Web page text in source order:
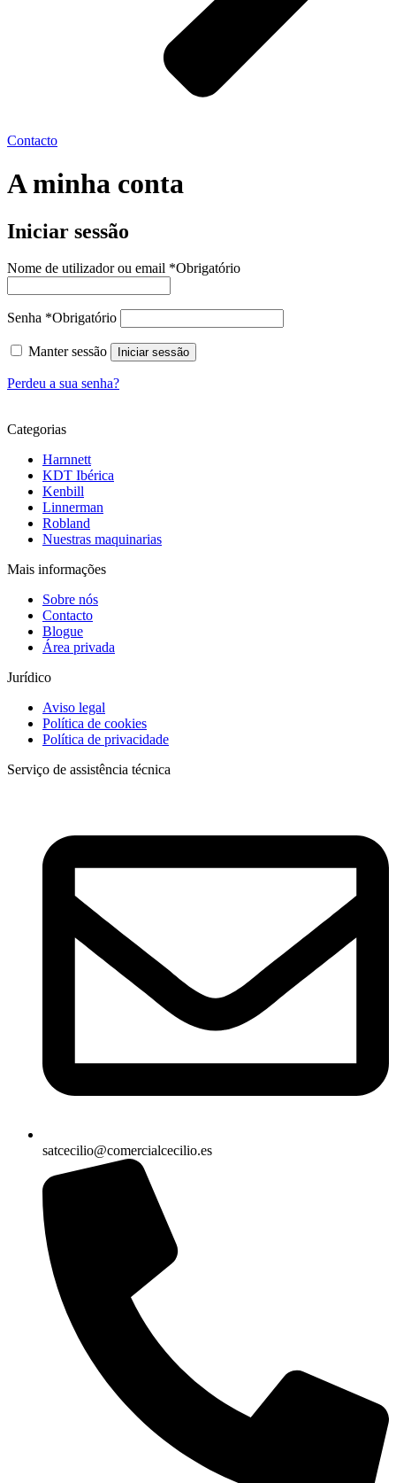
Contacto
A minha conta
Iniciar sessão
Nome de utilizador ou email *Obrigatório
Senha *Obrigatório
Manter sessão Iniciar sessão
Perdeu a sua senha?
Categorias
Harnnett
KDT Ibérica
Kenbill
Linnerman
Robland
Nuestras maquinarias
Mais informações
Sobre nós
Contacto
Blogue
Área privada
Jurídico
Aviso legal
Política de cookies
Política de privacidade
Serviço de assistência técnica
satcecilio@comercialcecilio.es